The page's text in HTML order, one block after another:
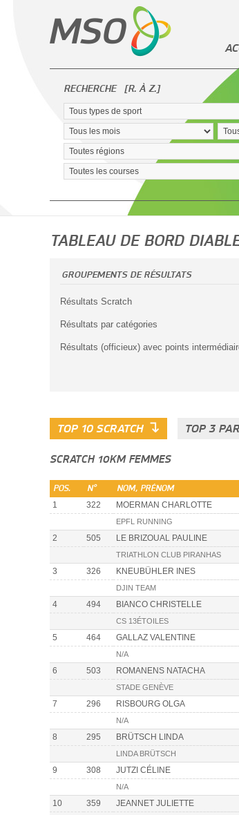
RECHERCHE [R. À Z.]
TABLEAU DE BORD
GROUPEMENTS DE RÉSULTATS
Résultats Scratch
Résultats par catégories
Résultats (officieux) avec points
TOP 10 SCRATCH ↴ TOP 3
SCRATCH 10KM FEMMES
POS. N° NOM, PRÉNOM
1 322 MOERMAN CHARLOTTE
EPFL RUNNING
2 505 LE BRIZOUAL PAULINE
TRIATHLON CLUB PIRANHAS
3 326 KNEUBÜHLER INES
DJIN TEAM
4 494 BIANCO CHRISTELLE
CS 13ÉTOILES
5 464 GALLAZ VALENTINE
N/A
6 503 ROMANENS NATACHA
STADE GENÈVE
7 296 RISBOURG OLGA
N/A
8 295 BRÜTSCH LINDA
LINDA BRÜTSCH
9 308 JUTZI CÉLINE
N/A
10 359 JEANNET JULIETTE